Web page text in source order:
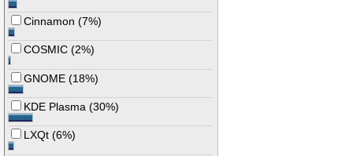
Cinnamon (7%)
COSMIC (2%)
GNOME (18%)
KDE Plasma (30%)
LXQt (6%)